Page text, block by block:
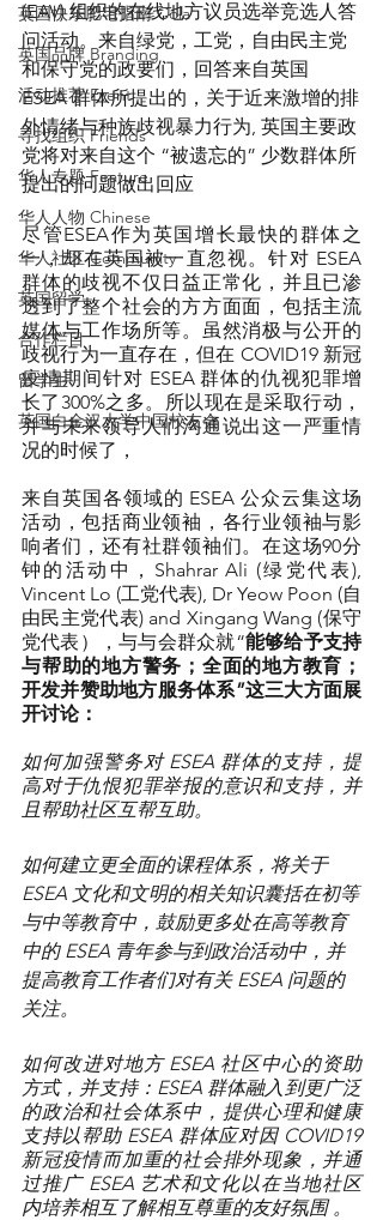
英国快乐肥宅指南 Cola
英国品牌 Branding
活动推荐 Event
寻找组织 Friends
华人专题 Feature
华人人物 Chinese
华人社区 Community
英国留学
合作栏目
留学生
英国白金汉大学中国校友会
(EAV) 组织的在线地方议员选举竞选人答
问活动。来自绿党，工党，自由民主党
和保守党的政要们，回答来自英国
ESEA 群体所提出的，关于近来激增的排
外情绪与种族歧视暴力行为, 英国主要政
党将对来自这个 “被遗忘的” 少数群体所
提出的问题做出回应
尽管ESEA作为英国增长最快的群体之
一，却在英国被一直忽视。针对 ESEA
群体的歧视不仅日益正常化，并且已渗
透到了整个社会的方方面面，包括主流
媒体与工作场所等。虽然消极与公开的
歧视行为一直存在，但在 COVID19 新冠
疫情期间针对 ESEA 群体的仇视犯罪增
长了300%之多。所以现在是采取行动，
并与未来领导人们沟通说出这一严重情
况的时候了，
来自英国各领域的 ESEA 公众云集这场
活动，包括商业领袖，各行业领袖与影
响者们，还有社群领袖们。在这场90分
钟的活动中，Shahrar Ali (绿党代表),
Vincent Lo (工党代表), Dr Yeow Poon (自
由民主党代表) and Xingang Wang (保守
党代表），与与会群众就“能够给予支持
与帮助的地方警务；全面的地方教育；
开发并赞助地方服务体系”这三大方面展
开讨论：
如何加强警务对 ESEA 群体的支持，提
高对于仇恨犯罪举报的意识和支持，并
且帮助社区互帮互助。
如何建立更全面的课程体系，将关于
ESEA 文化和文明的相关知识囊括在初等
与中等教育中，鼓励更多处在高等教育
中的 ESEA 青年参与到政治活动中，并
提高教育工作者们对有关 ESEA 问题的
关注。
如何改进对地方 ESEA 社区中心的资助
方式，并支持：ESEA 群体融入到更广泛
的政治和社会体系中，提供心理和健康
支持以帮助 ESEA 群体应对因 COVID19
新冠疫情而加重的社会排外现象，并通
过推广 ESEA 艺术和文化以在当地社区
内培养相互了解相互尊重的友好氛围 。